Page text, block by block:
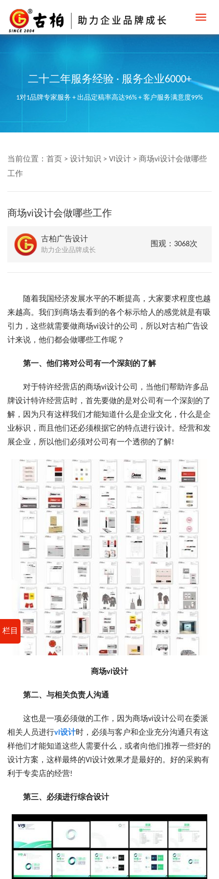
二十二年服务经验 · 服务企业6000+
1对1品牌专家服务 + 出品定稿率高达96% + 客户服务满意度99%
栏目
当前位置： 首页 > 设计知识 > VI设计 > 商场vi设计会做哪些
工作
商场vi设计会做哪些工作
古柏广告设计
助力企业品牌成长
围观：3068次
随着我国经济发展水平的不断提高，大家要求程度也越
来越高。我们到商场去看到的各个标示给人的感觉就是有吸
引力，这些就需要做商场vi设计的公司，所以对古柏广告设
计来说，他们都会做哪些工作呢？
第一、他们将对公司有一个深刻的了解
对于特许经营店的商场vi设计公司，当他们帮助许多品
牌设计特许经营店时，首先要做的是对公司有一个深刻的了
解，因为只有这样我们才能知道什么是企业文化，什么是企
业标识，而且他们还必须根据它的特点进行设计。经营和发
展企业，所以他们必须对公司有一个透彻的了解!
商场vi设计
第二、与相关负责人沟通
这也是一项必须做的工作，因为商场vi设计公司在委派
相关人员进行vi设计时，必须与客户和企业充分沟通只有这
样他们才能知道这些人需要什么，或者向他们推荐一些好的
设计方案，这样最终的VI设计效果才是最好的。好的采购有
利于专卖店的经营!
第三、必须进行综合设计